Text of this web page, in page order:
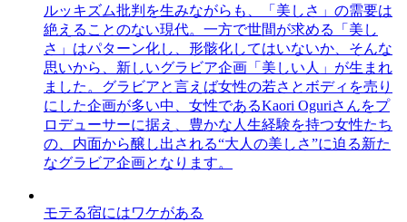
ルッキズム批判を生みながらも、「美しさ」の需要は
絶えることのない現代。一方で世間が求める「美し
さ」はパターン化し、形骸化してはいないか、そんな
思いから、新しいグラビア企画「美しい人」が生まれ
ました。グラビアと言えば女性の若さとボディを売り
にした企画が多い中、女性であるKaori Oguriさんをプ
ロデューサーに据え、豊かな人生経験を持つ女性たち
の、内面から醸し出される“大人の美しさ”に迫る新た
なグラビア企画となります。
モテる宿にはワケがある